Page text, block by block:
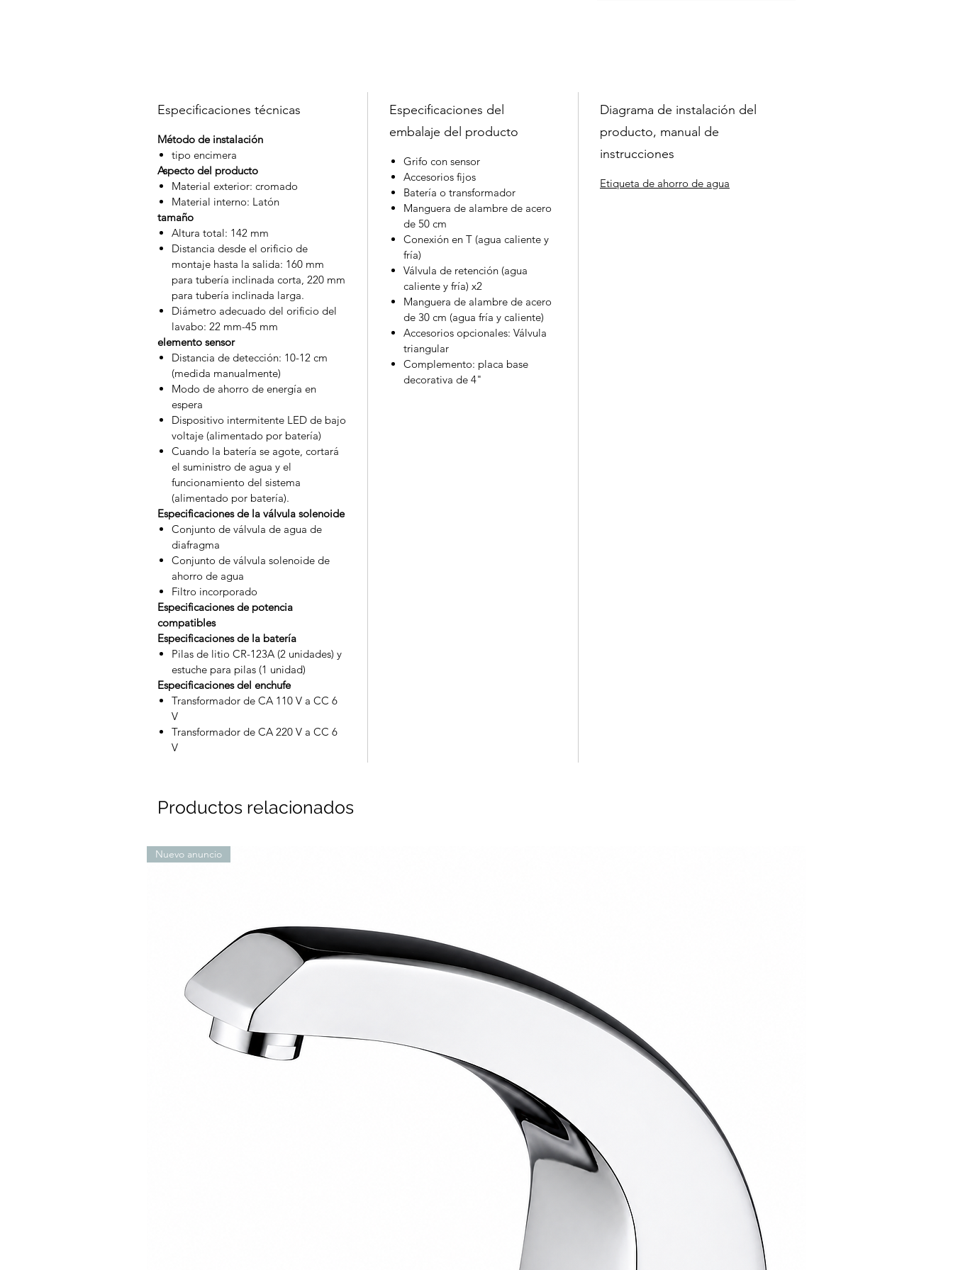
Especificaciones técnicas
Método de instalación
tipo encimera
Aspecto del producto
Material exterior: cromado
Material interno: Latón
tamaño
Altura total: 142 mm
Distancia desde el orificio de
montaje hasta la salida: 160 mm
para tubería inclinada corta, 220 mm
para tubería inclinada larga.
Diámetro adecuado del orificio del
lavabo: 22 mm-45 mm
elemento sensor
Distancia de detección: 10-12 cm
(medida manualmente)
Modo de ahorro de energía en
espera
Dispositivo intermitente LED de bajo
voltaje (alimentado por batería)
Cuando la batería se agote, cortará
el suministro de agua y el
funcionamiento del sistema
(alimentado por batería).
Especificaciones de la válvula solenoide
Conjunto de válvula de agua de
diafragma
Conjunto de válvula solenoide de
ahorro de agua
Filtro incorporado
Especificaciones de potencia
compatibles
Especificaciones de la batería
Pilas de litio CR-123A (2 unidades) y
estuche para pilas (1 unidad)
Especificaciones del enchufe
Transformador de CA 110 V a CC 6
V
Transformador de CA 220 V a CC 6
V
Especificaciones del
embalaje del producto
Grifo con sensor
Accesorios fijos
Batería o transformador
Manguera de alambre de acero
de 50 cm
Conexión en T (agua caliente y
fría)
Válvula de retención (agua
caliente y fría) x2
Manguera de alambre de acero
de 30 cm (agua fría y caliente)
Accesorios opcionales: Válvula
triangular
Complemento: placa base
decorativa de 4"
Diagrama de instalación del
producto, manual de
instrucciones
Etiqueta de ahorro de agua
Productos relacionados
Nuevo anuncio